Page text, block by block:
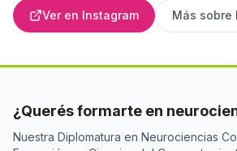
Ver en Instagram Más sobre
¿Querés formarte en
Nuestra Diplomatura en Neurociencias